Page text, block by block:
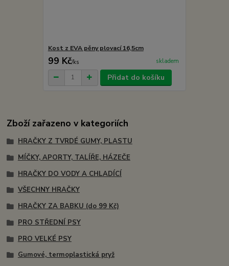
Kost z EVA pěny plovací 16,5cm
99 Kč/ks skladem
Přidat do košíku
Zboží zařazeno v kategoriích
HRAČKY Z TVRDÉ GUMY, PLASTU
MÍČKY, APORTY, TALÍŘE, HÁZEČE
HRAČKY DO VODY A CHLADÍCÍ
VŠECHNY HRAČKY
HRAČKY ZA BABKU (do 99 Kč)
PRO STŘEDNÍ PSY
PRO VELKÉ PSY
Gumové, termoplastická pryž